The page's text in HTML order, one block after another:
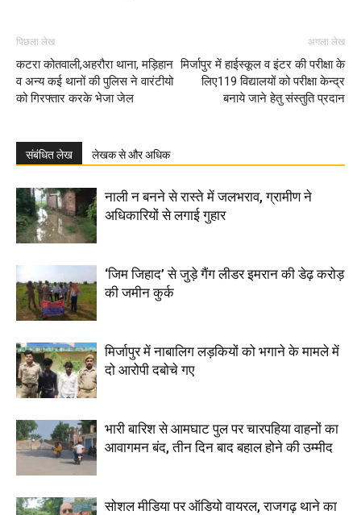
पिछला लेख
कटरा कोतवाली,अहरौरा थाना, मड़िहान
व अन्य कई थानों की पुलिस ने वारंटीयो
को गिरफ्तार करके भेजा जेल
अगला लेख
मिर्जापुर में हाईस्कूल व इंटर की परीक्षा के
लिए119 विद्यालयों को परीक्षा केन्द्र
बनाये जाने हेतु संस्तुति प्रदान
संबंधित लेख लेखक से और अधिक
नाली न बनने से रास्ते में जलभराव, ग्रामीण ने
अधिकारियों से लगाई गुहार
‘जिम जिहाद’ से जुड़े गैंग लीडर इमरान की डेढ़ करोड़
की जमीन कुर्क
मिर्जापुर में नाबालिग लड़कियों को भगाने के मामले में
दो आरोपी दबोचे गए
भारी बारिश से आमघाट पुल पर चारपहिया वाहनों का
आवागमन बंद, तीन दिन बाद बहाल होने की उम्मीद
सोशल मीडिया पर ऑडियो वायरल, राजगढ़ थाने का